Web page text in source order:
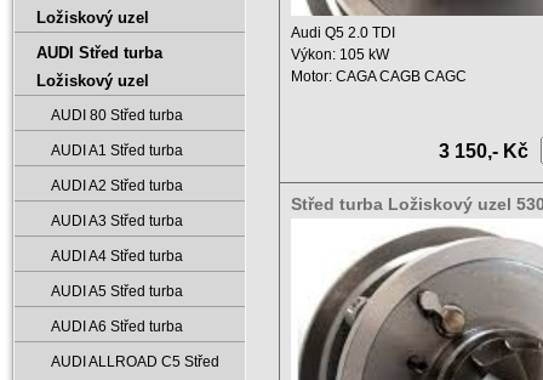
Audi Q5 2.0 TDI
Výkon: 105 kW
Motor: CAGA CAGB CAGC
3 150,- Kč
Střed turba Ložiskový uzel
Ložiskový uzel
AUDI Střed turba
Ložiskový uzel
AUDI 80 Střed turba
AUDI A1 Střed turba
AUDI A2 Střed turba
AUDI A3 Střed turba
AUDI A4 Střed turba
AUDI A5 Střed turba
AUDI A6 Střed turba
AUDI ALLROAD C5 Střed